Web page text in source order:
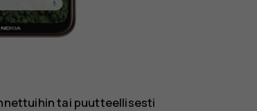
tai puutteellisesti